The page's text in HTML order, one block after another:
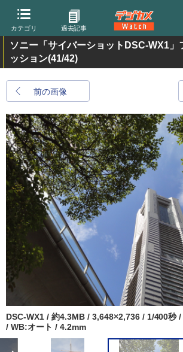
カテゴリ 過去記事
ソニー「サイバーショットDSC-WX1」
ッション(41/42)
前の画像
DSC-WX1 / 約4.3MB / 3,648×2,736 / 1/400秒
/ WB:オート / 4.2mm